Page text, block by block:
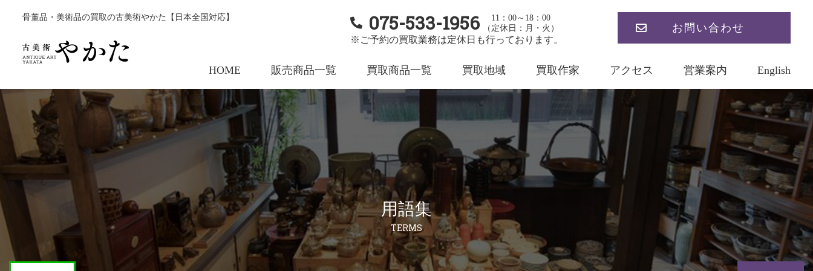
骨董品・美術品の買取の古美術やかた【日本全国対応】 075-533-1956
11：00～18：00
（定休日：月・火）
※ご予約の買取業務は定休日も行っております。
お問い合わせ
HOME 販売商品一覧 買取商品一覧 買取地域 買取作家 アクセス 営業案内 English
用語集
TERMS